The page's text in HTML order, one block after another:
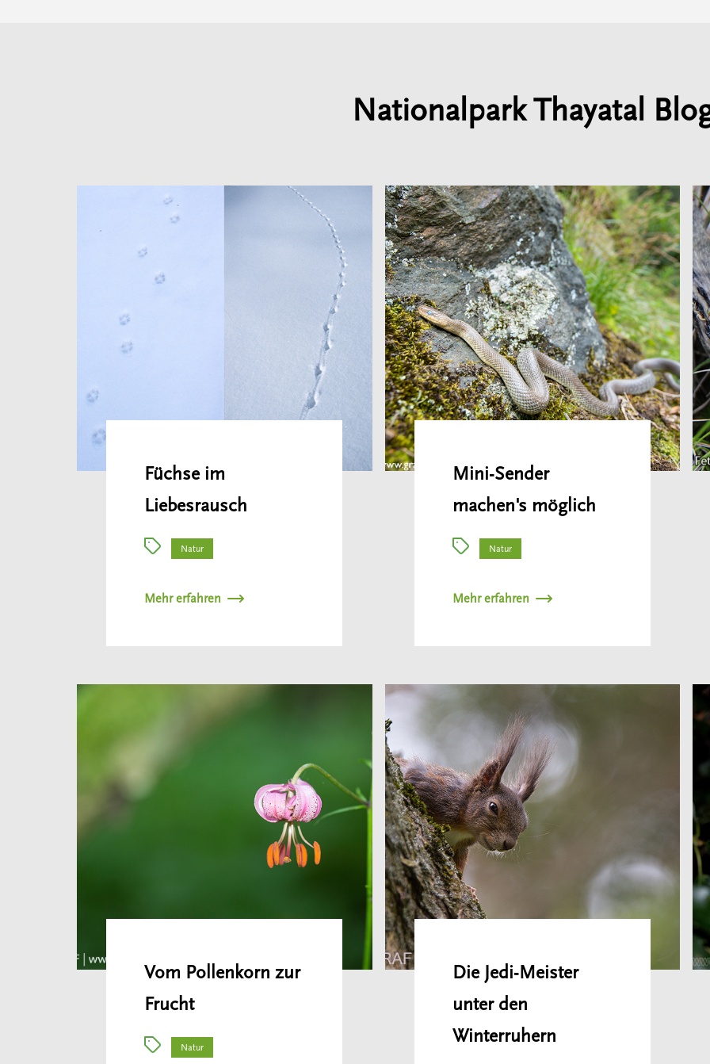
Nationalpark Thayatal
Füchse im
Liebesrausch
Natur
Mehr erfahren
Mini-Sender
machen's möglich
Natur
Mehr erfahren
Vom Pollenkorn zur
Frucht
Natur
Die Jedi-Meister
unter den
Winterruhern